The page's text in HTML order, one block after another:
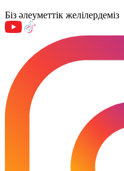
Біз әлеуметтік желілердеміз